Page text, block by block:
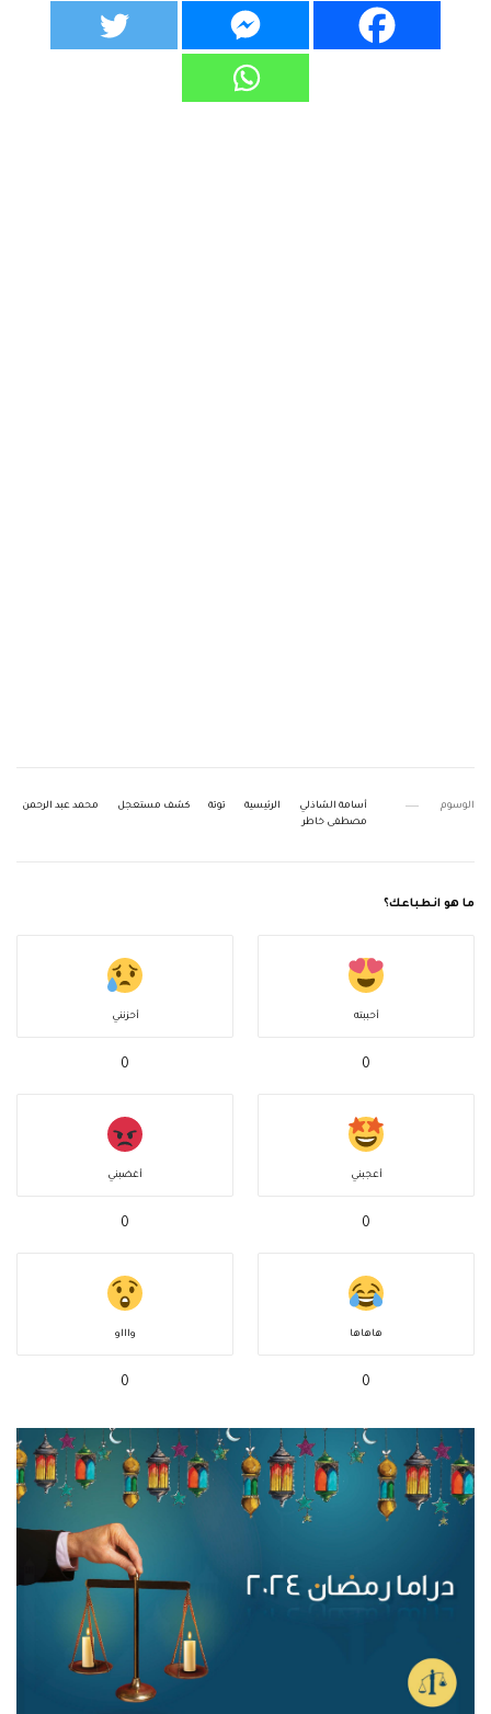
الوسوم أسامة الشاذلي الرئيسية توتة كشف مستعجل
محمد عبد الرحمن
مصطفى خاطر
ما هو انطباعك؟
أحببته
0
أحزنني
0
أعجبني
0
أغضبني
0
هاهاها
0
واااو
0